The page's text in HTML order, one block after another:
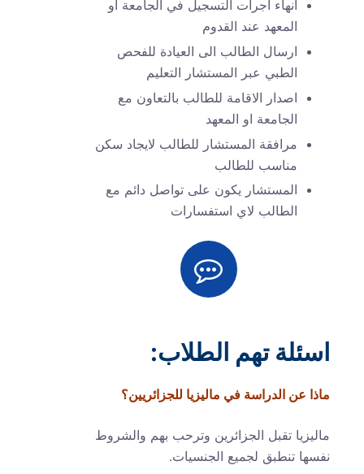
انهاء اجرات التسجيل في الجامعة او
المعهد عند القدوم
ارسال الطالب الى العيادة للفحص
الطبي عبر المستشار التعليم
اصدار الاقامة للطالب بالتعاون مع
الجامعة او المعهد
مرافقة المستشار للطالب لايجاد سكن
مناسب للطالب
المستشار يكون على تواصل دائم مع
الطالب لاي استفسارات
اسئلة تهم الطلاب:
ماذا عن الدراسة في ماليزيا للجزائريين؟
ماليزيا تقبل الجزائرين وترحب بهم والشروط
نفسها تنطبق لجميع الجنسيات.